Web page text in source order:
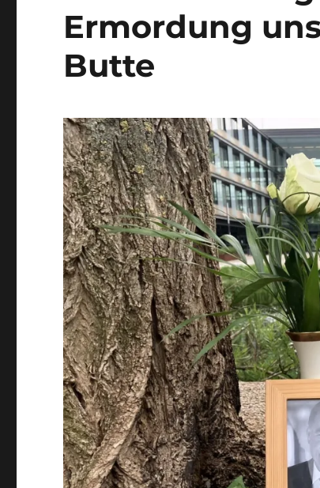
Ermordung
Butte